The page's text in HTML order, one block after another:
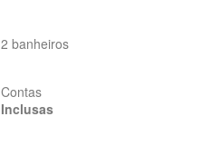
2 banheiros
Contas
Inclusas